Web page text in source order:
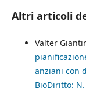
Altri articoli
Valter
anziani con
BioDiritto: